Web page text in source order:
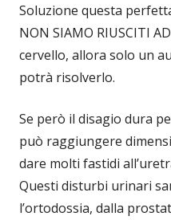
Soluzione questa
NON SIAMO RIUSCITI
cervello, allora solo un
potrà risolverlo.
Se però il disagio dura
può raggiungere
dare molti fastidi
Questi disturbi urinari
l’ortodossia, dalla